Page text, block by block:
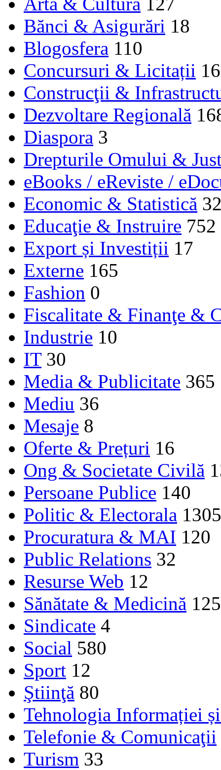
Bănci & Asigurări 18
Blogosfera 110
Concursuri & Licitații 16
Construcţii &
Dezvoltare Regională
Diaspora 3
Drepturile Omului &
eBooks / eReviste /
Economic & Statistică
Educaţie & Instruire 752
Export și Investiții 17
Externe 165
Fashion 0
Fiscalitate & Finanţe &
Industrie 10
IT 30
Media & Publicitate 365
Mediu 36
Mesaje 8
Oferte & Prețuri 16
Ong & Societate Civilă
Persoane Publice 140
Politic & Electorala 1305
Procuratura & MAI 120
Public Relations 32
Resurse Web 12
Sănătate & Medicină 125
Sindicate 4
Social 580
Sport 12
Ştiinţă 80
Tehnologia Informației
Telefonie & Comunicaţii
Turism 33